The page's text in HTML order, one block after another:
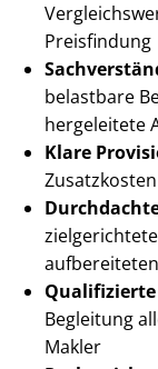
Preisfindung
belastbare
hergeleitete
Klare
Zusatzkosten
Begleitung
Makler